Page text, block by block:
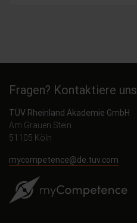
Fragen? Kontaktiere uns
TÜV Rheinland Akademie GmbH
Am Grauen Stein
51105 Köln
mycompetence@de.tuv.com